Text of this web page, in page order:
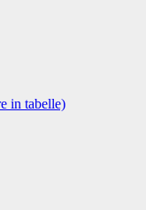
in tabelle)